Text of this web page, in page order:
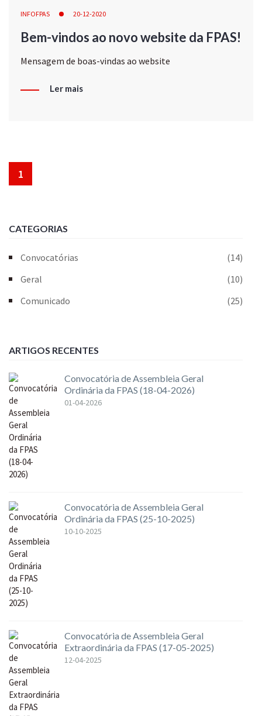
INFOFPAS 20-12-2020
Bem-vindos ao novo website da FPAS!
Mensagem de boas-vindas ao website
Ler mais
1
CATEGORIAS
Convocatórias
(14)
Geral
(10)
Comunicado
(25)
ARTIGOS RECENTES
Convocatória de Assembleia Geral
Ordinária da FPAS (18-04-2026)
01-04-2026
Convocatória de Assembleia Geral
Ordinária da FPAS (25-10-2025)
10-10-2025
Convocatória de Assembleia Geral
Extraordinária da FPAS (17-05-2025)
12-04-2025